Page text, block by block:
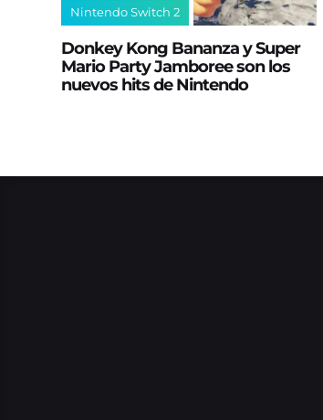
Nintendo Switch 2
Donkey Kong Bananza y Super
Mario Party Jamboree son los
nuevos hits de Nintendo